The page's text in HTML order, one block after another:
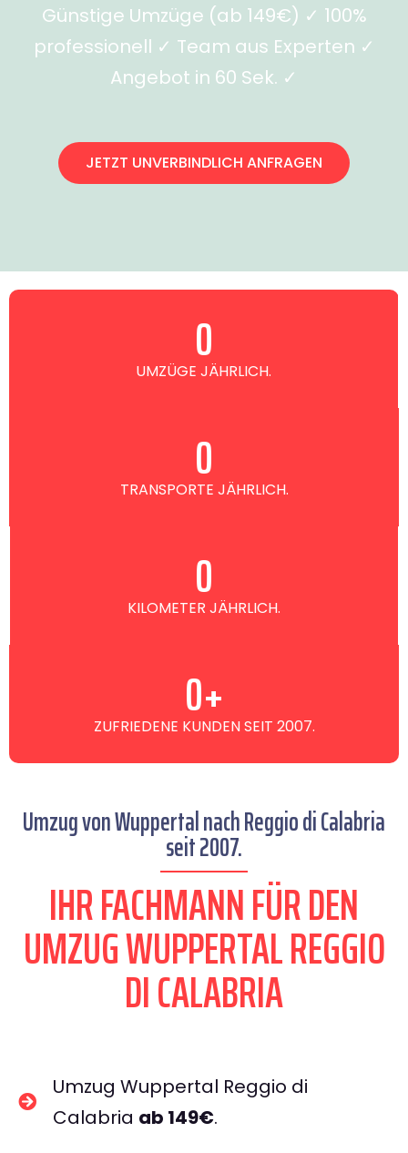
Günstige Umzüge (ab 149€) ✓ 100%
professionell ✓ Team aus Experten ✓
Angebot in 60 Sek. ✓
JETZT UNVERBINDLICH ANFRAGEN
UMZÜGE JÄHRLICH.
0
TRANSPORTE JÄHRLICH.
0
KILOMETER JÄHRLICH.
0
ZUFRIEDENE KUNDEN SEIT 2007.
0+
Umzug von Wuppertal nach Reggio di Calabria
seit 2007.
IHR FACHMANN FÜR DEN
UMZUG WUPPERTAL REGGIO
DI CALABRIA
Umzug Wuppertal Reggio di
Calabria ab 149€.